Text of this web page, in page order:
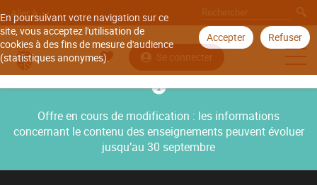
En poursuivant votre navigation sur ce
site, vous acceptez l'utilisation de
cookies à des fins de mesure d'audience
(statistiques anonymes).
Accepter Refuser
Aller à
Se connecter
Offre en cours de modification : les informations
concernant le contenu des enseignements peuvent évoluer
jusqu’au 30 septembre